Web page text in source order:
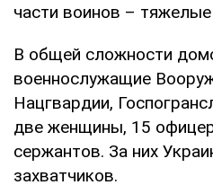
части воинов – тяжелые
В общей сложности
военнослужащие
Нацгвардии,
две женщины, 15
сержантов. За них
захватчиков.